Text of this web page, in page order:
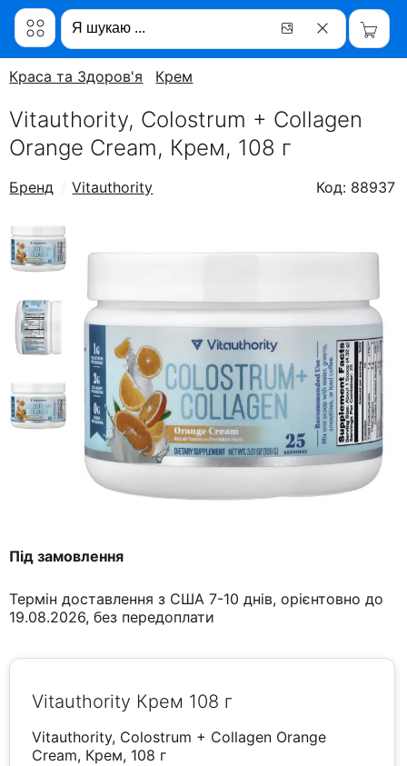
Краса та Здоров'я Крем
Vitauthority, Colostrum + Collagen
Orange Cream, Крем, 108 г
Бренд Vitauthority Код: 88937
Під замовлення
Термін доставлення з США 7-10 днів, орієнтовно до
19.08.2026, без передоплати
Vitauthority Крем 108 г
Vitauthority, Colostrum + Collagen Orange
Cream, Крем, 108 г